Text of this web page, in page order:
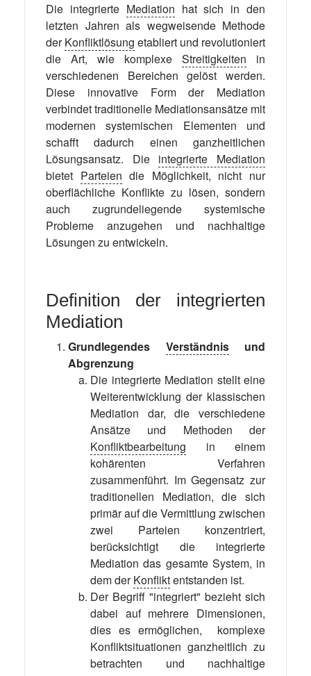
Die integrierte Mediation hat sich in den
letzten Jahren als wegweisende Methode
derKonfliktlösung etabliert und revolutioniert
die Art, wie komplexe Streitigkeiten in
verschiedenen Bereichen gelöst werden.
Diese innovative Form der Mediation
verbindet traditionelle Mediationsansätze mit
modernen systemischen Elementen und
schafft dadurch einen ganzheitlichen
Lösungsansatz. Die integrierte Mediation
bietet Parteien die Möglichkeit, nicht nur
oberflächliche Konflikte zu lösen, sondern
auch zugrundeliegende systemische
Probleme anzugehen und nachhaltige
Lösungen zu entwickeln.
Definition der integrierten
Mediation
Grundlegendes Verständnisund
Abgrenzung
Die integrierte Mediation stellt eine
Weiterentwicklung der klassischen
Mediation dar, die verschiedene
Ansätze und Methoden der
Konfliktbearbeitung in einem
kohärenten Verfahren
zusammenführt. Im Gegensatz zur
traditionellen Mediation, die sich
primär auf die Vermittlung zwischen
zwei Parteien konzentriert,
berücksichtigt die integrierte
Mediation das gesamte System, in
dem derKonfliktentstanden ist.
Der Begriff "integriert" bezieht sich
dabei auf mehrere Dimensionen,
dies es ermöglichen, komplexe
Konfliktsituationen ganzheitlich zu
betrachten und nachhaltige